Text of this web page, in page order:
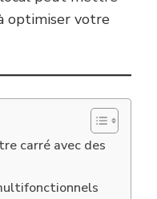
optimiser votre
carré avec des